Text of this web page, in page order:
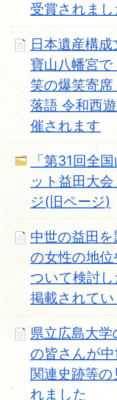
受賞されまし
日本遺産構
寶山八幡宮
笑の爆笑寄席
落語 令和西
催されます
「第31回全
ット益田大
ジ(旧ページ)
中世の益田
の女性の地
ついて検討
掲載されて
県立広島大学
の皆さんが
関連史跡等の
れました